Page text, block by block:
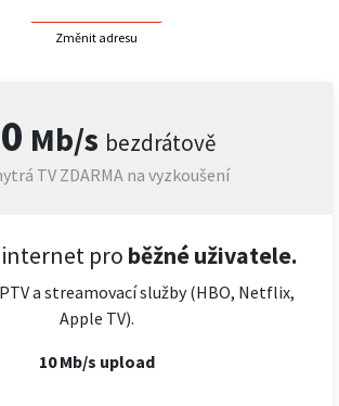
Změnit adresu
Mb/s bezdrátově
TV ZDARMA na vyzkoušení
pro běžné uživatele.
a streamovací služby (HBO, Netflix,
Apple TV).
10 Mb/s upload